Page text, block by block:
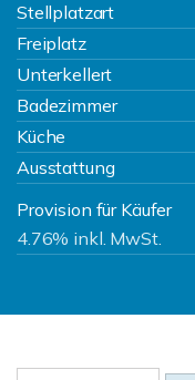
Stellplatzart
Freiplatz
Unterkellert
Badezimmer
Küche
Ausstattung
Provision für Käufer
4.76% inkl. MwSt.